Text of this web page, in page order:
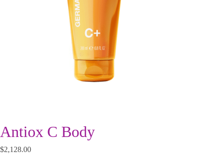
Antiox C Body
$2,128.00